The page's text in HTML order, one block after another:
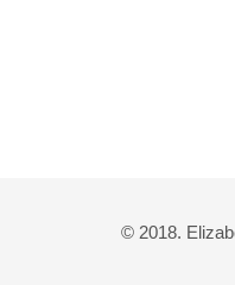
© 2018.